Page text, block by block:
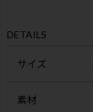
DETAILS
サイズ
素材